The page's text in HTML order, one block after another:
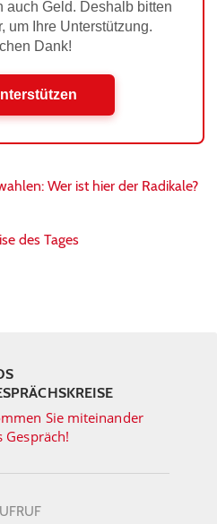
auch Geld. Deshalb bitten
um Ihre Unterstützung.
Dank!
Wer ist hier der Radikale?
des Tages
Sie miteinander
Gespräch!